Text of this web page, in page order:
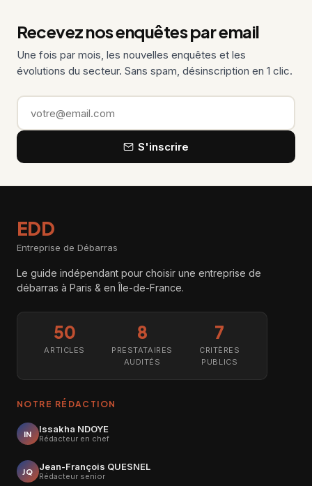
Recevez nos enquêtes par email
Une fois par mois, les nouvelles enquêtes et les
évolutions du secteur. Sans spam, désinscription en 1 clic.
Email
S'inscrire
EDD
Entreprise de Débarras
Le guide indépendant pour choisir une entreprise de
débarras à Paris & en Île-de-France.
50
ARTICLES
8
PRESTATAIRES
AUDITÉS
7
CRITÈRES
PUBLICS
NOTRE RÉDACTION
IN Issakha NDOYE
Rédacteur en chef
JQ Jean-François QUESNEL
Rédacteur senior